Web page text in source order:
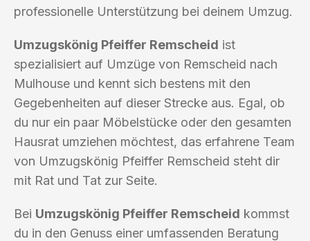
professionelle Unterstützung bei deinem Umzug.
Umzugskönig Pfeiffer Remscheid ist
spezialisiert auf Umzüge von Remscheid nach
Mulhouse und kennt sich bestens mit den
Gegebenheiten auf dieser Strecke aus. Egal, ob
du nur ein paar Möbelstücke oder den gesamten
Hausrat umziehen möchtest, das erfahrene Team
von Umzugskönig Pfeiffer Remscheid steht dir
mit Rat und Tat zur Seite.
Bei Umzugskönig Pfeiffer Remscheid kommst
du in den Genuss einer umfassenden Beratung